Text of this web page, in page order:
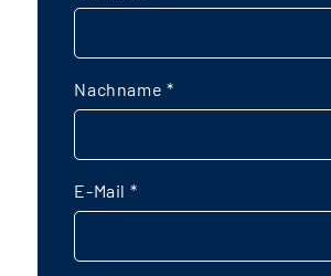
Nachname*
E-Mail *